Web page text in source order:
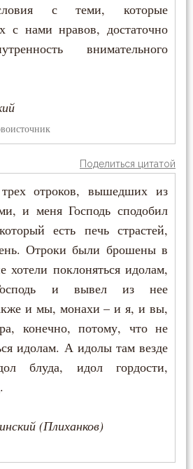
с теми, которые
с нами нравов, достаточно
внимательного
Поделиться цитатой
отроков, вышедших из
и меня Господь сподобил
есть печь страстей,
Отроки были брошены в
хотели поклоняться идолам,
и вывел из нее
и мы, монахи – и я, и вы,
конечно, потому, что не
идолам. А идолы там везде
блуда, идол гордости,
(Плиханков)